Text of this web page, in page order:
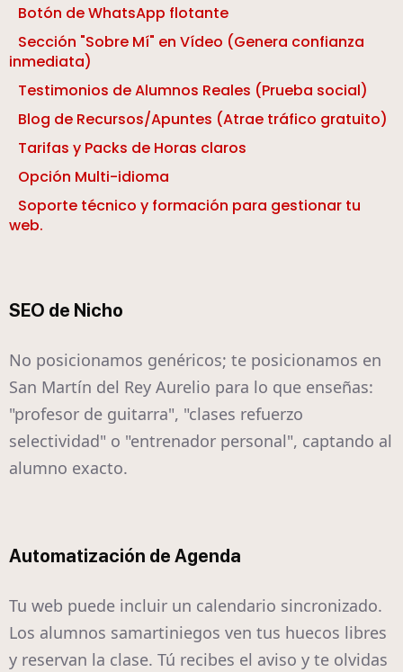
Botón de WhatsApp flotante
Sección "Sobre Mí" en Vídeo (Genera confianza
inmediata)
Testimonios de Alumnos Reales (Prueba social)
Blog de Recursos/Apuntes (Atrae tráfico gratuito)
Tarifas y Packs de Horas claros
Opción Multi-idioma
Soporte técnico y formación para gestionar tu
web.
SEO de Nicho
No posicionamos genéricos; te posicionamos en
San Martín del Rey Aurelio para lo que enseñas:
"profesor de guitarra", "clases refuerzo
selectividad" o "entrenador personal", captando al
alumno exacto.
Automatización de Agenda
Tu web puede incluir un calendario sincronizado.
Los alumnos samartiniegos ven tus huecos libres
y reservan la clase. Tú recibes el aviso y te olvidas